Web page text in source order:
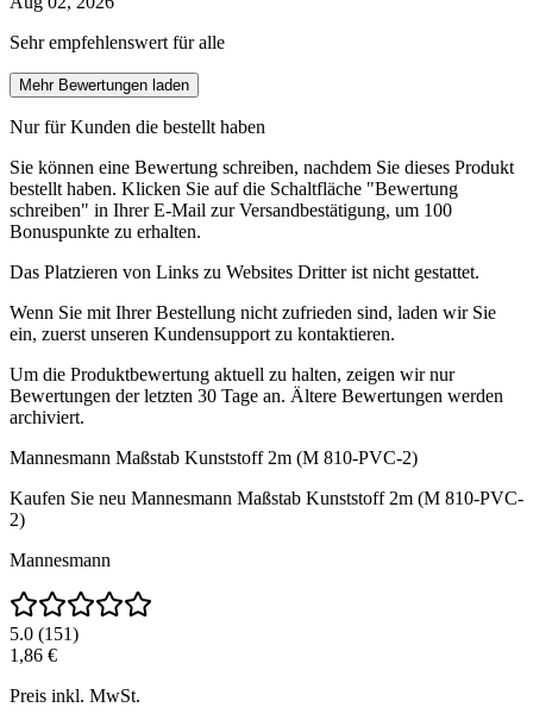
Sehr empfehlenswert für alle
Mehr Bewertungen laden
Nur für Kunden die bestellt haben
Sie können eine Bewertung schreiben, nachdem Sie dieses Produkt
bestellt haben. Klicken Sie auf die Schaltfläche "Bewertung
schreiben" in Ihrer E-Mail zur Versandbestätigung, um 100
Bonuspunkte zu erhalten.
Das Platzieren von Links zu Websites Dritter ist nicht gestattet.
Wenn Sie mit Ihrer Bestellung nicht zufrieden sind, laden wir Sie
ein, zuerst unseren Kundensupport zu kontaktieren.
Um die Produktbewertung aktuell zu halten, zeigen wir nur
Bewertungen der letzten 30 Tage an. Ältere Bewertungen werden
archiviert.
Mannesmann Maßstab Kunststoff 2m (M 810-PVC-2)
Kaufen Sie neu Mannesmann Maßstab Kunststoff 2m (M 810-PVC-
2)
Mannesmann
5.0 (151)
1,86 €
Preis inkl. MwSt.